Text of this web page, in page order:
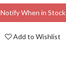
Notify When in Stock
Add to Wishlist